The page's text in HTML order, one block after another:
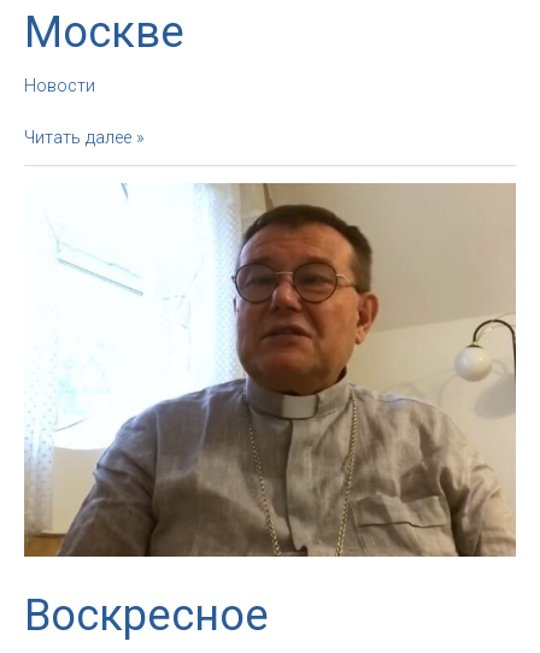
Москве
Новости
Свящ.
Данила
должность
настоятеля
Москве
Читать далее »
Воскресное